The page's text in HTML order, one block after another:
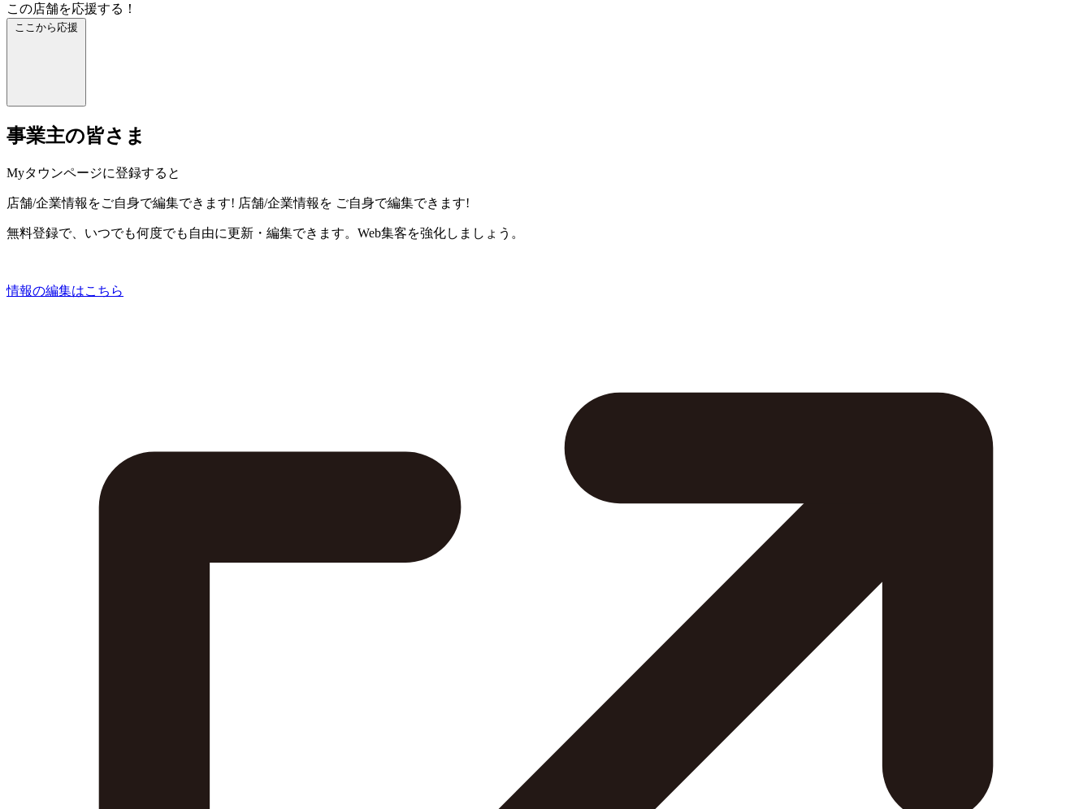
この店舗を応援する！
ここから応援
事業主の皆さま
Myタウンページに登録すると
店舗/企業情報をご自身で編集できます! 店舗/企業情報を ご自身で編集できます!
無料登録で、いつでも何度でも自由に更新・編集できます。Web集客を強化しましょう。
情報の編集はこちら